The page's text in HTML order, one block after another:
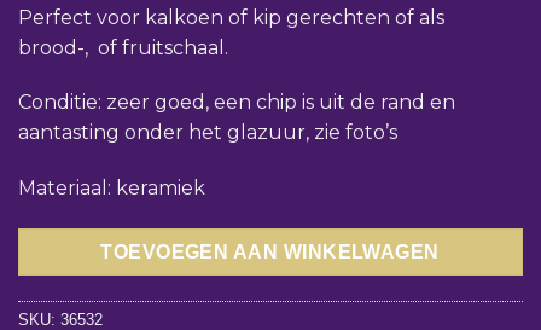
Perfect voor kalkoen of kip gerechten of als
brood-, of fruitschaal.
Conditie: zeer goed, een chip is uit de rand en
aantasting onder het glazuur, zie foto’s
Materiaal: keramiek
TOEVOEGEN AAN WINKELWAGEN
SKU: 36532